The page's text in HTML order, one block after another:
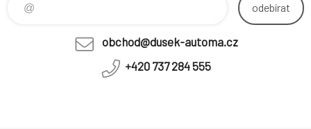
odebírat
obchod@dusek-automa.cz
+420 737 284 555